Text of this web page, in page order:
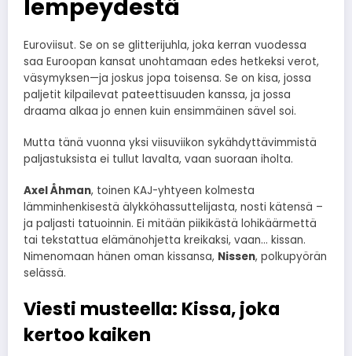
lempeydestä
Euroviisut. Se on se glitterijuhla, joka kerran vuodessa
saa Euroopan kansat unohtamaan edes hetkeksi verot,
väsymyksen—ja joskus jopa toisensa. Se on kisa, jossa
paljetit kilpailevat pateettisuuden kanssa, ja jossa
draama alkaa jo ennen kuin ensimmäinen sävel soi.
Mutta tänä vuonna yksi viisuviikon sykähdyttävimmistä
paljastuksista ei tullut lavalta, vaan suoraan iholta.
Axel Åhman, toinen KAJ-yhtyeen kolmesta
lämminhenkisestä älykköhassuttelijasta, nosti kätensä –
ja paljasti tatuoinnin. Ei mitään piikikästä lohikäärmettä
tai tekstattua elämänohjetta kreikaksi, vaan… kissan.
Nimenomaan hänen oman kissansa, Nissen, polkupyörän
selässä.
Viesti musteella: Kissa, joka
kertoo kaiken